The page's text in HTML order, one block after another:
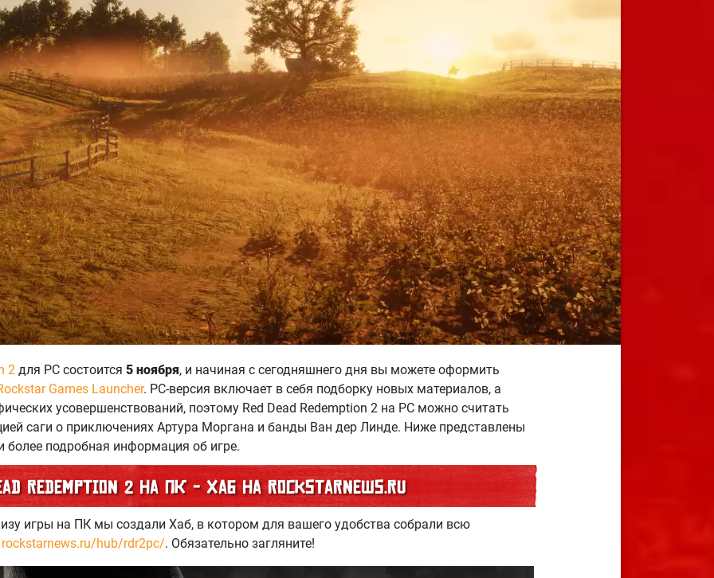
2 для PC состоится5 ноября, и начиная с сегодняшнего дня вы можете оформить
Games Launcher. PC-версия включает в себя подборку новых материалов, а
усовершенствований, поэтому Red Dead Redemption 2 на PC можно считать
саги о приключениях Артура Моргана и банды Ван дер Линде. Ниже представлены
более подробная информация об игре.
Redemption 2 на ПК - Хаб на RockstarNews.ru
игры на ПК мы создали Хаб, в котором для вашего удобства собрали всю
rockstarnews.ru/hub/rdr2pc/. Обязательно загляните!